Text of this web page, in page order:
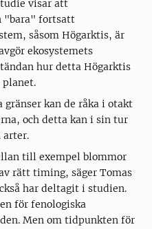
visar att
"bara" fortsatt
såsom Högarktis, är
ekosystemets
hur detta Högarktis
planet.
kan de råka i otakt
och detta kan i sin tur
arter.
till exempel blommor
rätt timing, säger Tomas
har deltagit i studien.
för fenologiska
Men om tidpunkten för